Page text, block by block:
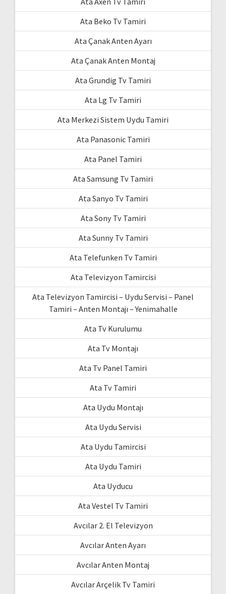
Ata Beko Tv Tamiri
Ata Çanak Anten Ayarı
Ata Çanak Anten Montaj
Ata Grundig Tv Tamiri
Ata Lg Tv Tamiri
Ata Merkezi Sistem Uydu Tamiri
Ata Panasonic Tamiri
Ata Panel Tamiri
Ata Samsung Tv Tamiri
Ata Sanyo Tv Tamiri
Ata Sony Tv Tamiri
Ata Sunny Tv Tamiri
Ata Telefunken Tv Tamiri
Ata Televizyon Tamircisi
Ata Televizyon Tamircisi – Uydu Servisi – Panel
Tamiri – Anten Montajı – Yenimahalle
Ata Tv Kurulumu
Ata Tv Montajı
Ata Tv Panel Tamiri
Ata Tv Tamiri
Ata Uydu Montajı
Ata Uydu Servisi
Ata Uydu Tamircisi
Ata Uydu Tamiri
Ata Uyducu
Ata Vestel Tv Tamiri
Avcılar 2. El Televizyon
Avcılar Anten Ayarı
Avcılar Anten Montaj
Avcılar Arçelik Tv Tamiri